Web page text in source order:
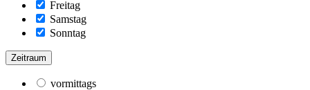
Freitag
Samstag
Sonntag
Zeitraum
vormittags